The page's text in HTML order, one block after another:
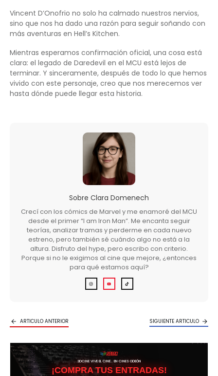
Vincent D’Onofrio no solo ha calmado nuestros nervios,
sino que nos ha dado una razón para seguir soñando con
más aventuras en Hell’s Kitchen.
Mientras esperamos confirmación oficial, una cosa está
clara: el legado de Daredevil en el MCU está lejos de
terminar. Y sinceramente, después de todo lo que hemos
vivido con este personaje, creo que nos merecemos ver
hasta dónde puede llegar esta historia.
Sobre Clara Domenech
Crecí con los cómics de Marvel y me enamoré del MCU
desde el primer “I am Iron Man”. Me encanta seguir
teorías, analizar tramas y perderme en cada nuevo
estreno, pero también sé cuándo algo no está a la
altura. Disfruto del hype, pero escribo con criterio.
Porque si no le exigimos al cine que mejore, ¿entonces
para qué estamos aquí?
ARTICULO ANTERIOR SIGUIENTE ARTICULO
3DCINE VIVE EL CINE… EN CINES ODEÓN
¡COMPRA TUS ENTRADAS!